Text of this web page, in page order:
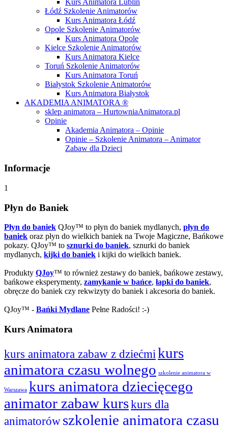
Kurs Animatora Lublin
Łódź Szkolenie Animatorów
Kurs Animatora Łódź
Opole Szkolenie Animatorów
Kurs Animatora Opole
Kielce Szkolenie Animatorów
Kurs Animatora Kielce
Toruń Szkolenie Animatorów
Kurs Animatora Toruń
Białystok Szkolenie Animatorów
Kurs Animatora Białystok
AKADEMIA ANIMATORA ®
sklep animatora – HurtowniaAnimatora.pl
Opinie
Akademia Animatora – Opinie
Opinie – Szkolenie Animatora – Animator
Zabaw dla Dzieci
Informacje
1
Płyn do Baniek
Płyn do baniek QJoy™ to płyn do baniek mydlanych, płyn do
baniek oraz płyn do wielkich baniek na Twoje Magiczne, Bańkowe
pokazy. QJoy™ to sznurki do baniek, sznurki do baniek
mydlanych, kijki do baniek i kijki do wielkich baniek.
Produkty QJoy™ to również zestawy do baniek, bańkowe zestawy,
bańkowe eksperymenty, zamykanie w bańce, łapki do baniek,
obręcze do baniek czy rekwizyty do baniek i akcesoria do baniek.
QJoy™ - Bańki Mydlane Pełne Radości! :-)
Kurs Animatora
kurs animatora zabaw z dziećmi kurs
animatora czasu wolnego szkolenie animatora w
Warszawa kurs animatora dziecięcego
animator zabaw kurskurs dla
animatorów szkolenie animatora czasu